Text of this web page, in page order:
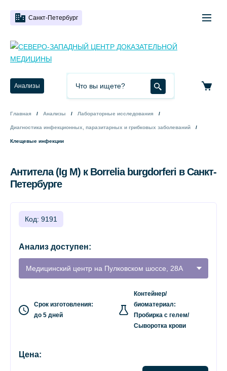
Санкт-Петербург
Анализы
Главная Анализы Лабораторные исследования
Диагностика инфекционных, паразитарных и грибковых заболеваний
Клещевые инфекции
Антитела (Ig M) к Borrelia burgdorferi в Санкт-
Петербурге
Код: 9191
Анализ доступен:
Медицинский центр на Пулковском шоссе, 28А
Срок изготовления:
до 5 дней
Контейнер/
биоматериал:
Пробирка с гелем/
Сыворотка крови
Цена: